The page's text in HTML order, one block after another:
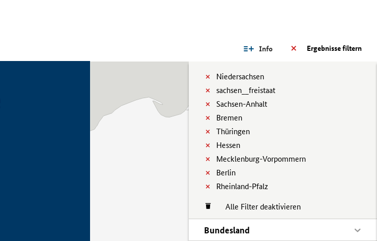
Ergebnisse filtern
Info
Niedersachsen
sachsen__freistaat
Sachsen-Anhalt
Bremen
Thüringen
Hessen
Mecklenburg-Vorpommern
Berlin
Rheinland-Pfalz
Alle Filter deaktivieren
Bundesland